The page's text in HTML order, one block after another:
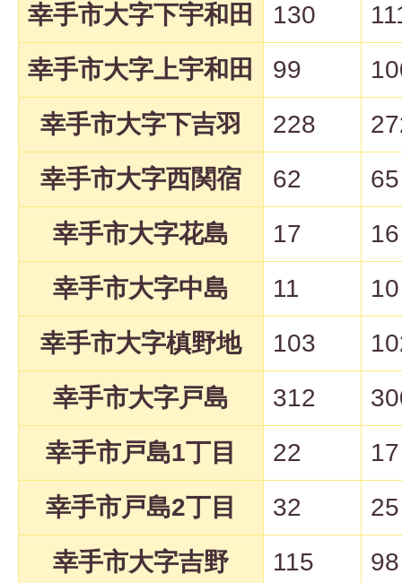
幸手市大字下宇和田
130
幸手市大字上宇和田
99
幸手市大字下吉羽
228
幸手市大字西関宿
62
65
幸手市大字花島
17
16
幸手市大字中島
11
10
幸手市大字槙野地
103
幸手市大字戸島
312
幸手市戸島1丁目
22
17
幸手市戸島2丁目
32
25
幸手市大字吉野
115
98